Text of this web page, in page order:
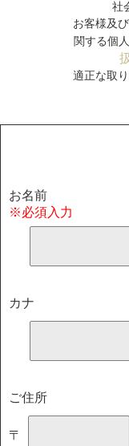
社
お客様及
関する個
適正な取
お名前
※必須入力
カナ
ご住所
〒